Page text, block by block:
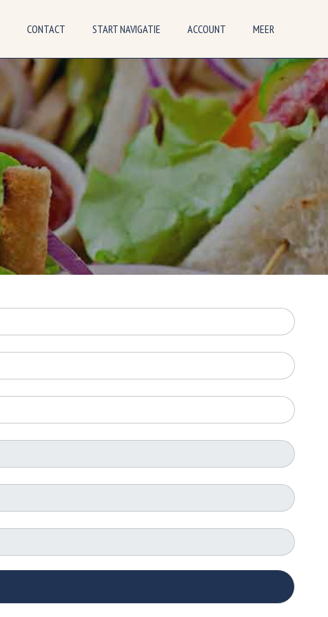
CONTACT START NAVIGATIE ACCOUNT MEER